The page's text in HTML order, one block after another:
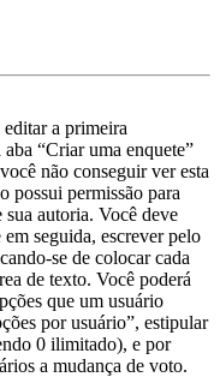
a primeira
“Criar uma enquete”
não conseguir ver esta
possui permissão para
autoria. Você deve
seguida, escrever pelo
se de colocar cada
de texto. Você poderá
que um usuário
por usuário”, estipular
0 ilimitado), e por
a mudança de voto.